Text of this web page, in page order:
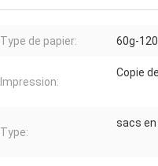
Type de papier: 60g-
Impression:
Copie
Type:
sacs